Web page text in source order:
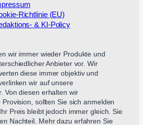
Richtlinie (EU)
& KI-Policy
wir immer wieder Produkte und
Anbieter vor. Wir
diese immer objektiv und
wir auf unsere
Von diesen erhalten wir
sollten Sie sich anmelden
Preis bleibt jedoch immer gleich. Sie
Nachteil. Mehr dazu erfahren Sie